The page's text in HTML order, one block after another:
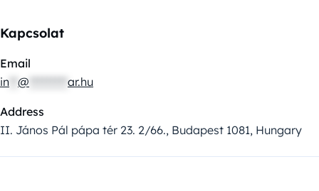
Kapcsolat
Email
in @ ar.hu
Address
II. János Pál pápa tér 23. 2/66., Budapest 1081, Hungary